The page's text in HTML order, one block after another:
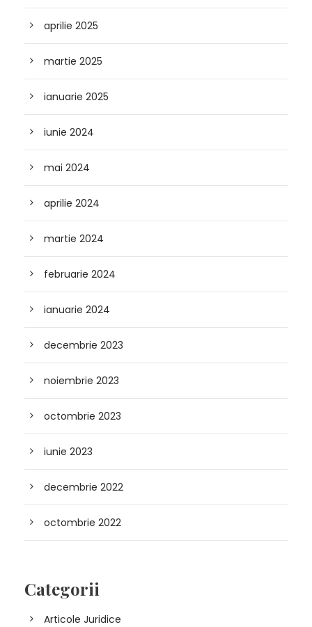
aprilie 2025
martie 2025
ianuarie 2025
iunie 2024
mai 2024
aprilie 2024
martie 2024
februarie 2024
ianuarie 2024
decembrie 2023
noiembrie 2023
octombrie 2023
iunie 2023
decembrie 2022
octombrie 2022
Categorii
Articole Juridice